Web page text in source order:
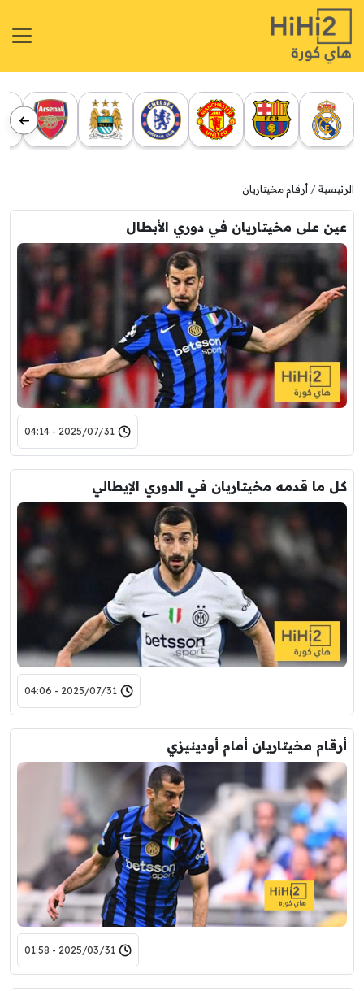
الرئيسية أرقام مخيتاريان
عين على مخيتاريان في دوري الأبطال
2025/07/31 - 04:14
كل ما قدمه مخيتاريان في الدوري الإيطالي
2025/07/31 - 04:06
أرقام مخيتاريان أمام أودينيزي
2025/03/31 - 01:58